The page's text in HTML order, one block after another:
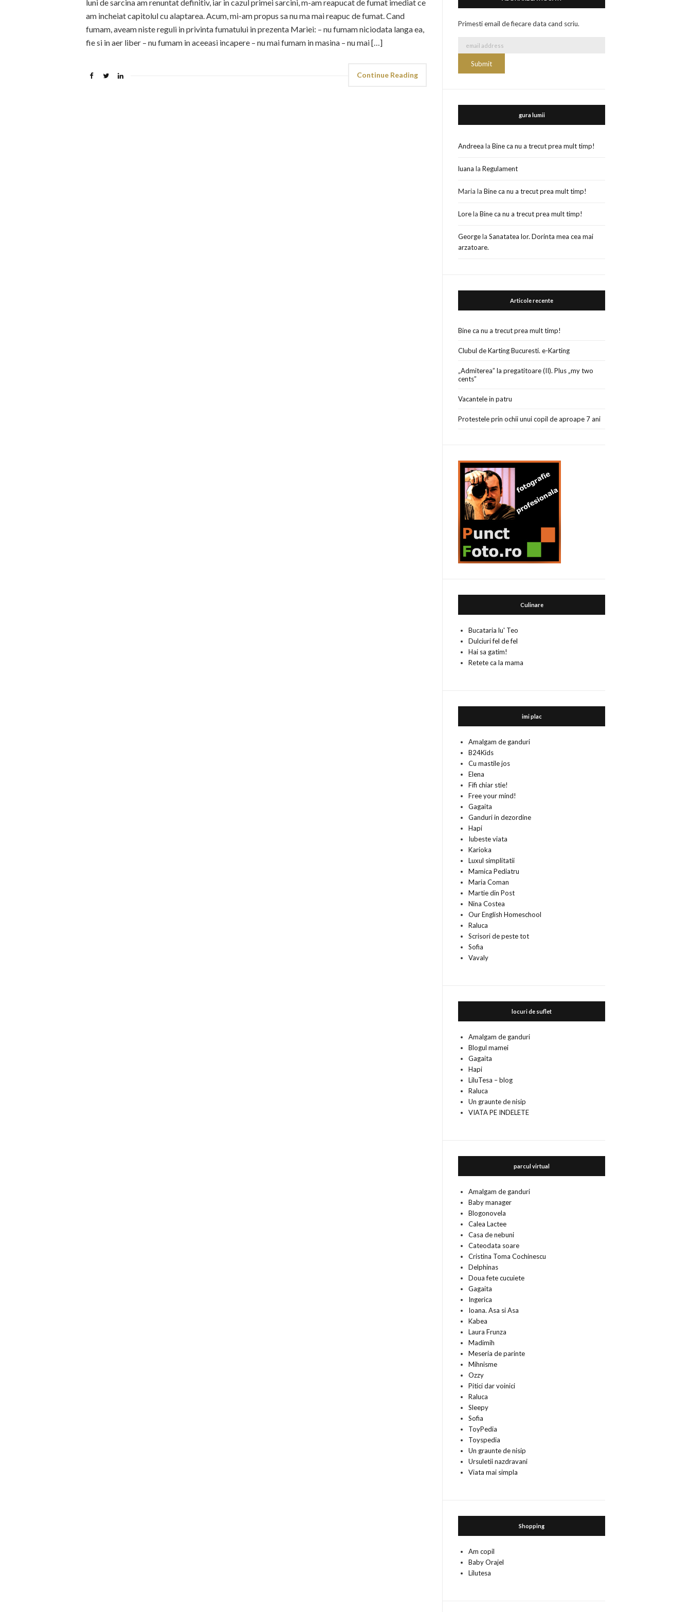
luni de sarcina am renuntat definitiv, iar in cazul primei sarcini, m-am reapucat de fumat imediat ce
am incheiat capitolul cu alaptarea. Acum, mi-am propus sa nu ma mai reapuc de fumat. Cand
fumam, aveam niste reguli in privinta fumatului in prezenta Mariei: – nu fumam niciodata langa ea,
fie si in aer liber – nu fumam in aceeasi incapere – nu mai fumam in masina – nu mai […]
Continue Reading
Primesti email de fiecare data cand scriu.
gura lumii
Andreea laBine ca nu a trecut prea mult timp!
luana laRegulament
Maria laBine ca nu a trecut prea mult timp!
LorelaBine ca nu a trecut prea mult timp!
GeorgelaSanatatea lor. Dorinta mea cea mai
arzatoare.
Articole recente
Bine ca nu a trecut prea mult timp!
Clubul de Karting Bucuresti. e-Karting
„Admiterea” la pregatitoare (II). Plus „my two
cents”
Vacantele in patru
Protestele prin ochii unui copil de aproape 7 ani
Culinare
Bucataria lu' Teo
Dulciuri fel de fel
Hai sa gatim!
Retete ca la mama
imi plac
Amalgam de ganduri
B24Kids
Cu mastile jos
Elena
Fifi chiar stie!
Free your mind!
Gagaita
Ganduri in dezordine
Hapi
Iubeste viata
Karioka
Luxul simplitatii
Mamica Pediatru
Maria Coman
Martie din Post
Nina Costea
Our English Homeschool
Raluca
Scrisori de peste tot
Sofia
Vavaly
locuri de suflet
Amalgam de ganduri
Blogul mamei
Gagaita
Hapi
LiluTesa – blog
Raluca
Un graunte de nisip
VIATA PE INDELETE
parcul virtual
Amalgam de ganduri
Baby manager
Blogonovela
Calea Lactee
Casa de nebuni
Cateodata soare
Cristina Toma Cochinescu
Delphinas
Doua fete cucuiete
Gagaita
Ingerica
Ioana. Asa si Asa
Kabea
Laura Frunza
Madimih
Meseria de parinte
Mihnisme
Ozzy
Pitici dar voinici
Raluca
Sleepy
Sofia
ToyPedia
Toyspedia
Un graunte de nisip
Ursuletii nazdravani
Viata mai simpla
Shopping
Am copil
Baby Orajel
Lilutesa